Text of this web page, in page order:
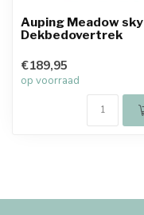
Auping Meadow sky
Dekbedovertrek
€189,95
op voorraad